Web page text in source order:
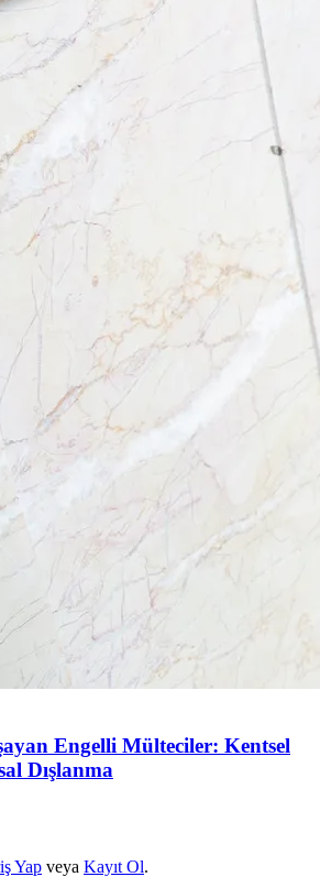
Engelli Mülteciler: Kentsel
Dışlanma
Yap veya Kayıt Ol.